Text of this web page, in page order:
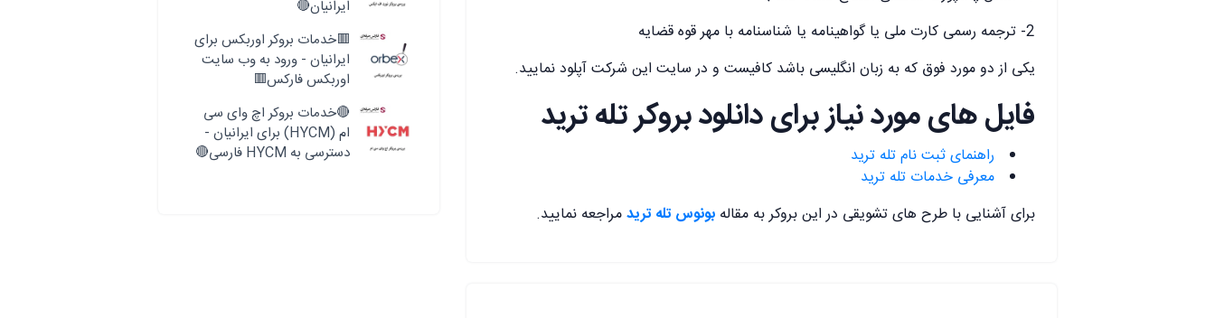
2- ترجمه رسمی کارت ملی یا گواهینامه یا شناسنامه با مهر قوه قضایه
یکی از دو مورد فوق که به زبان انگلیسی باشد کافیست و در سایت این شرکت آپلود نمایید.
فایل های مورد نیاز برای دانلود بروکر تله ترید
راهنمای ثبت نام تله ترید
معرفی خدمات تله ترید
برای آشنایی با طرح های تشویقی در این بروکر به مقاله بونوس تله تریدمراجعه نمایید.
ایرانیان🔴
🟥خدمات بروکر اوربکس برای
ایرانیان - ورود به وب سایت
اوربکس فارکس🟥
🔴خدمات بروکر اچ وای سی
ام (HYCM) برای ایرانیان -
دسترسی به HYCM فارسی🔴